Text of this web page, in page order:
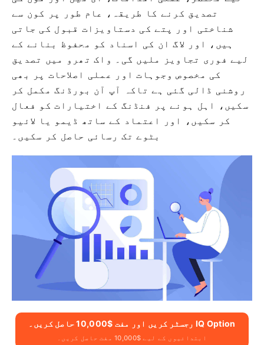
تصدیق کرنے کا طریقہ، عام طور پر کون سے
شناختی اور پتے کی دستاویزات قبول کی جاتی
ہیں، اور لاگ ان کی اسناد کو محفوظ بنانے کے
لیے فوری تجاویز ملیں گی۔ واک تھرو میں تصدیق
کی مخصوص وجوہات اور عملی اصلاحات پر بھی
روشنی ڈالی گئی ہے تاکہ آپ آن بورڈنگ مکمل کر
سکیں، اہل ہونے پر فنڈنگ ​​کے اختیارات کو فعال
کر سکیں، اور اعتماد کے ساتھ ڈیمو یا لائیو
بٹوے تک رسائی حاصل کر سکیں۔
IQ Option رجسٹر کریں اور مفت $10,000 حاصل کریں۔
ابتدائیوں کے لیے $10,000 مفت حاصل کریں۔